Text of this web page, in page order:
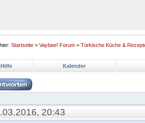
Startseite > Vaybee! Forum > Türkische Küche &
Hilfe Kalender
20:43